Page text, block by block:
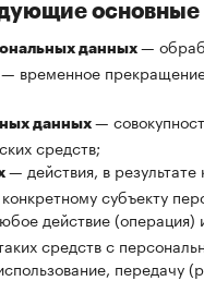
основные
данных —
— временное
данных —
средств;
— действия, в
субъекту
действие (операция)
средств с
передачу